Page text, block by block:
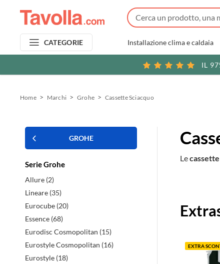
CATEGORIE Installazione clima e caldaia
IL
Home Marchi Grohe Cassette Sciacquo
GROHE
Serie Grohe
Allure (2)
Lineare (35)
Eurocube (20)
Essence (68)
Eurodisc Cosmopolitan (15)
Eurostyle Cosmopolitan (16)
Eurostyle (18)
Le
in
EXTRA